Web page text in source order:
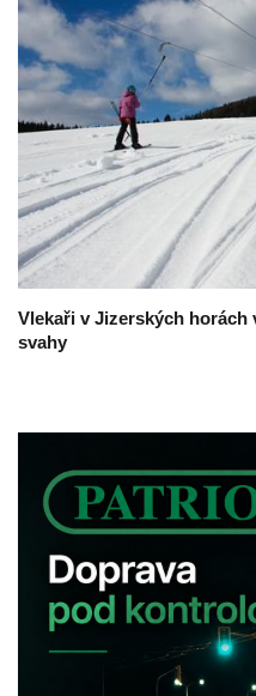
Vlekaři v Jizerských horách
svahy